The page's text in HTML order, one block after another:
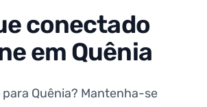
conectado
em Quênia
Quênia? Mantenha-se